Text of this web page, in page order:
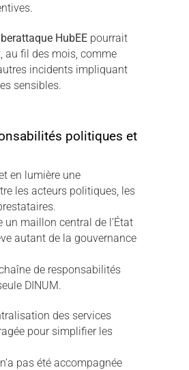
HubEE pourrait
au fil des mois, comme
incidents impliquant
sensibles.
politiques et
en lumière une
les acteurs politiques, les
un maillon central de l’État
autant de la gouvernance
de responsabilités
DINUM.
des services
pour simplifier les
pas été accompagnée